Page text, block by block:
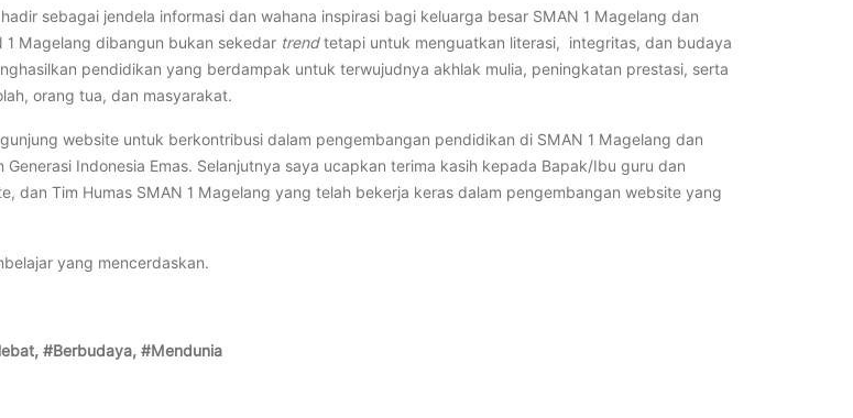
sebagai jendela informasi dan wahana inspirasi bagi keluarga besar SMAN 1 Magelang dan
1 Magelang dibangun bukan sekedar trendtetapi untuk menguatkan literasi, integritas, dan budaya
pendidikan yang berdampak untuk terwujudnya akhlak mulia, peningkatan prestasi, serta
orang tua, dan masyarakat.
website untuk berkontribusi dalam pengembangan pendidikan di SMAN 1 Magelang dan
Generasi Indonesia Emas. Selanjutnya saya ucapkan terima kasih kepada Bapak/Ibu guru dan
dan Tim Humas SMAN 1 Magelang yang telah bekerja keras dalam pengembangan website yang
yang mencerdaskan.
#Berbudaya, #Mendunia